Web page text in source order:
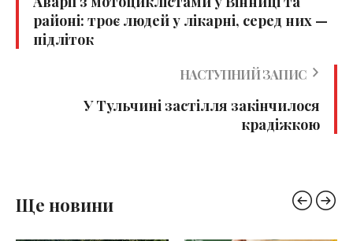
районі: троє людей у лікарні, серед них —
підліток
НАСТУПНИЙ ЗАПИС
У Тульчині застілля закінчилося
крадіжкою
Ще новини